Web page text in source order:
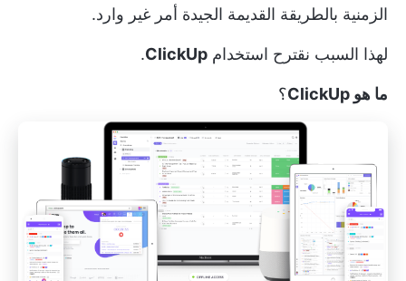
الزمنية بالطريقة القديمة الجيدة أمر غير وارد.
لهذا السبب نقترح استخدام ClickUp
.
ما هو ClickUp ؟